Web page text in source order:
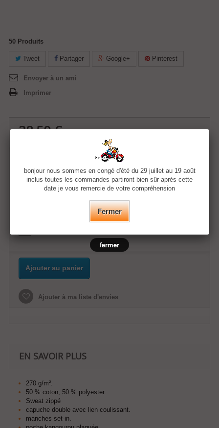
50 Produits
Tweet Partager Google+ Pinterest
Envoyer à un ami
Imprimer
38,50 €
Ajouter au panier
Ajouter à ma liste d'envies
EN SAVOIR PLUS
270 g/m².
50 % coton, 50 % polyester.
Sweat zippé
capuche double avec lien coulissant.
manches set-in.
bonjour nous sommes en congé d'été du 29 juillet au 19 août
inclus toutes les commandes partiront bien sûr après cette
date je vous remercie de votre compréhension
Fermer
fermer